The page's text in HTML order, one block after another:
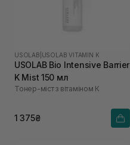
USOLAB USOLAB VITAMIN K
USOLAB Bio Intensive Barrier
K Mist 150 мл
Тонер-міст з вітаміном К
1 375₴